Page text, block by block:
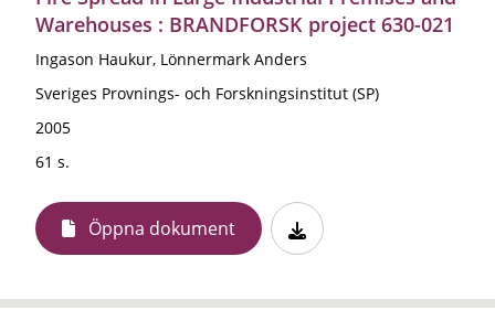
Warehouses : BRANDFORSK project 630-021
Ingason Haukur, Lönnermark Anders
Sveriges Provnings- och Forskningsinstitut (SP)
2005
61 s.
Öppna dokument